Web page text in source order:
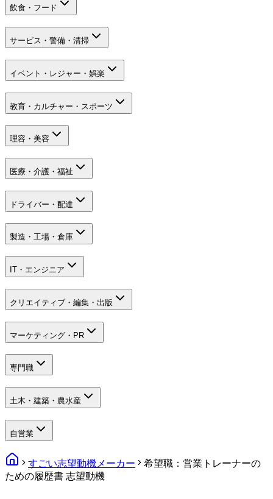
飲食・フード
サービス・警備・清掃
イベント・レジャー・娯楽
教育・カルチャー・スポーツ
理容・美容
医療・介護・福祉
ドライバー・配達
製造・工場・倉庫
IT・エンジニア
クリエイティブ・編集・出版
マーケティング・PR
専門職
土木・建築・農水産
自営業
すごい志望動機メーカー
希望職：営業トレーナーの
ための履歴書 志望動機